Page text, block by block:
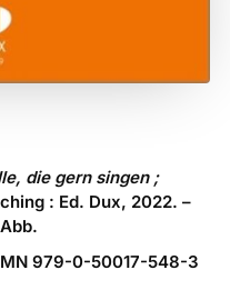
die gern singen ;
: Ed. Dux, 2022. –
979-0-50017-548-3